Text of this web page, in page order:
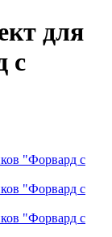
для
с